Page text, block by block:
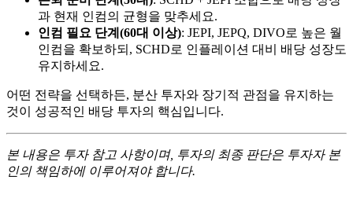
과 현재 인컴의 균형을 맞추세요.
인컴 필요 단계(60대 이상): JEPI, JEPQ, DIVO로 높은 월
인컴을 확보하되, SCHD로 인플레이션 대비 배당 성장도
유지하세요.
어떤 전략을 선택하든, 분산 투자와 장기적 관점을 유지하는
것이 성공적인 배당 투자의 핵심입니다.
본 내용은 투자 참고 사항이며, 투자의 최종 판단은 투자자 본
인의 책임하에 이루어져야 합니다.